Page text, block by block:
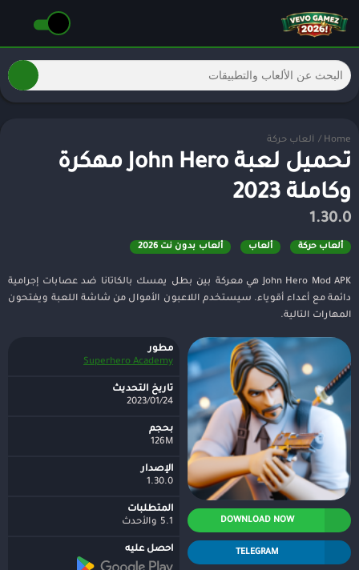
Home
/ ألعاب حركة
تحميل لعبة John Hero مهكرة
وكاملة 2023
1.30.0
ألعاب حركة ألعاب ألعاب بدون نت 2026
John Hero Mod APK هي معركة بين بطل يمسك بالكاتانا ضد عصابات إجرامية
دائمة مع أعداء أقوياء. سيستخدم اللاعبون الأموال من شاشة اللعبة ويفتحون
المهارات التالية.
DOWNLOAD NOW
TELEGRAM
مطور
Superhero Academy
تاريخ التحديث
24‏/01‏/2023
بحجم
126M
الإصدار
1.30.0
المتطلبات
5.1 والأحدث
احصل عليه